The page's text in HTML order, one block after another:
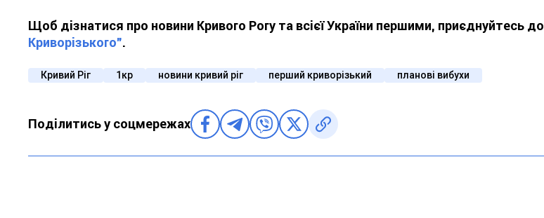
Щоб дізнатися про новини Кривого Рогу та всієї України першими, приєднуйтесь до
Криворізького".
Кривий Ріг 1кр новини кривий ріг перший криворізький планові вибухи
Поділитись у соцмережах